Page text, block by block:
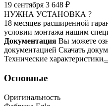
19 сентября 3 648 ₽
НУЖНА УСТАНОВКА ?
18 месяцев расширенной
условии монтажа нашим
Документация Вы можете
документацией Скачать
Технические характеристики
Основные
Оригинальность